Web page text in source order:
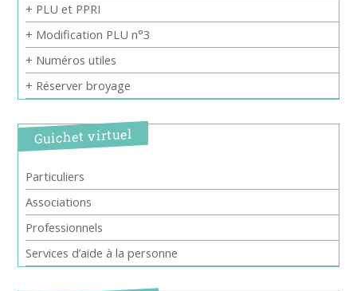
+ PLU et PPRI
+ Modification PLU n°3
+ Numéros utiles
+ Réserver broyage
Guichet virtuel
Particuliers
Associations
Professionnels
Services d’aide à la personne